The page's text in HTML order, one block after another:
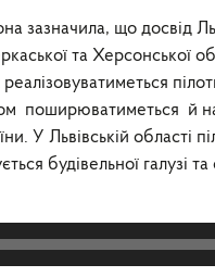
зазначила, що досвід
та Херсонської
поширюватиметься й
У Львівській області
будівельної галузі